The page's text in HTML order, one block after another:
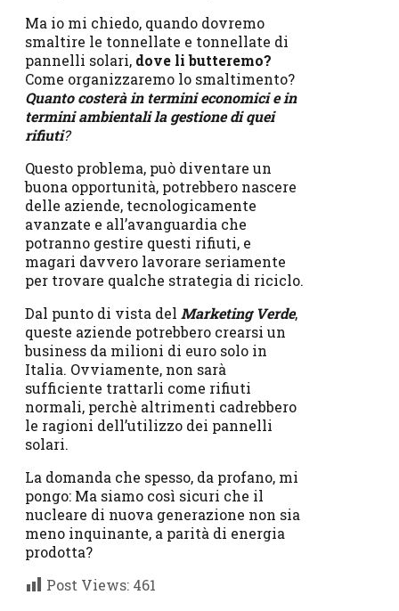
Ma io mi chiedo, quando dovremo
smaltire le tonnellate e tonnellate di
pannelli solari, dove li butteremo?
Come organizzaremo lo smaltimento?
Quanto costerà in termini economici e in
termini ambientali la gestione di quei
rifiuti?
Questo problema, può diventare un
buona opportunità, potrebbero nascere
delle aziende, tecnologicamente
avanzate e all’avanguardia che
potranno gestire questi rifiuti, e
magari davvero lavorare seriamente
per trovare qualche strategia di riciclo.
Dal punto di vista del Marketing Verde,
queste aziende potrebbero crearsi un
business da milioni di euro solo in
Italia. Ovviamente, non sarà
sufficiente trattarli come rifiuti
normali, perchè altrimenti cadrebbero
le ragioni dell’utilizzo dei pannelli
solari.
La domanda che spesso, da profano, mi
pongo: Ma siamo così sicuri che il
nucleare di nuova generazione non sia
meno inquinante, a parità di energia
prodotta?
Post Views: 461